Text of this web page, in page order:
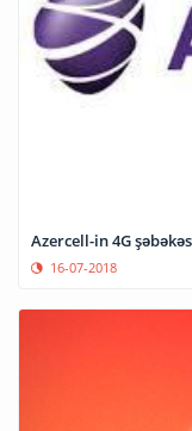
Azercell-in 4G
16-07-2018